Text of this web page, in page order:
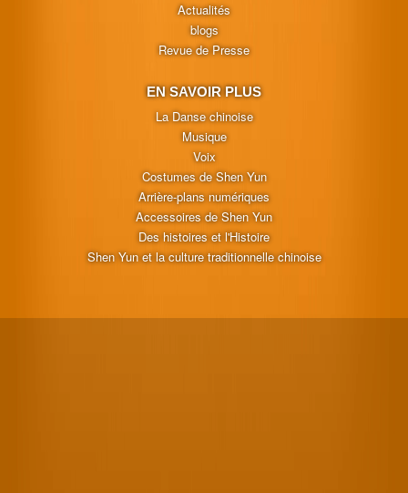
Actualités
blogs
Revue de Presse
EN SAVOIR PLUS
La Danse chinoise
Musique
Voix
Costumes de Shen Yun
Arrière-plans numériques
Accessoires de Shen Yun
Des histoires et l'Histoire
Shen Yun et la culture traditionnelle chinoise